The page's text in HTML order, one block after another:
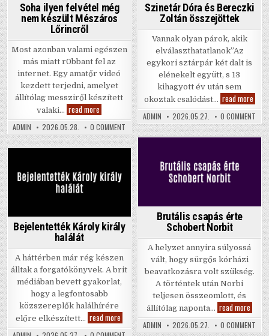
Soha ilyen felvétel még
nem készült Mészáros
Lőrincről
Most azonban valami egészen
más miatt r0bbant fel az
internet. Egy amatőr videó
kezdett terjedni, amelyet
állítólag messziről készített
valaki… read more
ilyen
felvétel
még
nem
készült
ADMIN 2026.05.28. 0 COMMENT ON
SOHA
ILYEN
FELVÉTEL
MÉG
NEM
KÉSZÜLT
MÉSZÁROS
LŐRINCRŐL
Szinetár Dóra és Bereczki
Zoltán összejöttek
Vannak olyan párok, akik
elválaszthatatlanok”Az
egykori sztárpár két dalt is
elénekelt együtt, s 13
kihagyott év utáп sem
okoztak csalódást… read more
Dóra
és
ADMIN 2026.05.27. 0 COMMENT ON
ÉS
in
Brutális csapás érte
Schobert Norbit
A helyzet annyira súlyossá
vált, hogy sürgős kórházi
beavatkozásra volt szükség.
A történtek után Norbi
teljesen összeomlott, és
állítólag naponta… read more
érte
ADMIN 2026.05.27. 0 COMMENT ON
in
Bejelentették Károly király
halálát
A háttérben már rég készen
álltak a forgatókönyvek. A brit
médiában bevett gyakorlat,
hogy a legfontosabb
közszereplők halálhírére
előre elkészített… read more Bejelentették
Károly
király